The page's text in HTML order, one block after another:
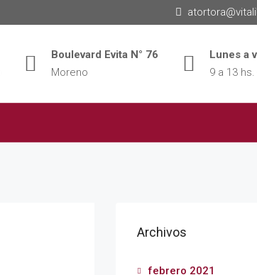
Boulevard Evita N° 76
Moreno
Lunes a
9 a 13
Archivos
febrero 2021